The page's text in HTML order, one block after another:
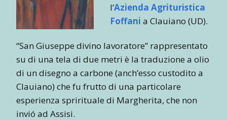
l’Azienda Agrituristica
Foffani a Clauiano (UD).
“San Giuseppe divino lavoratore” rappresentato
su di una tela di due metri è la traduzione a olio
di un disegno a carbone (anch’esso custodito a
Clauiano) che fu frutto di una particolare
esperienza sprirituale di Margherita, che non
invió ad Assisi.